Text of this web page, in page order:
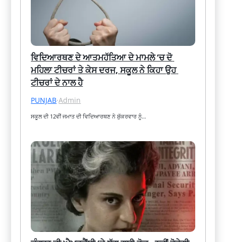
ਵਿਦਿਆਰਥਣ ਦੇ ਆਤਮਹੱਤਿਆ ਦੇ ਮਾਮਲੇ ‘ਚ ਦੋ
ਮਹਿਲਾ ਟੀਚਰਾਂ ਤੇ ਕੇਸ ਦਰਜ, ਸਕੂਲ ਨੇ ਕਿਹਾ ਉਹ
ਟੀਚਰਾਂ ਦੇ ਨਾਲ ਹੈ
PUNJAB·Admin
ਸਕੂਲ ਦੀ 12ਵੀਂ ਜਮਾਤ ਦੀ ਵਿਦਿਆਰਥਣ ਨੇ ਸ਼ੁੱਕਰਵਾਰ ਨੂੰ…